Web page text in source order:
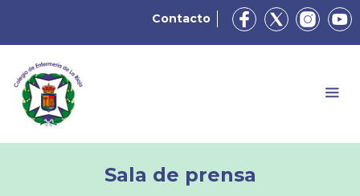
Contacto
Sala de prensa